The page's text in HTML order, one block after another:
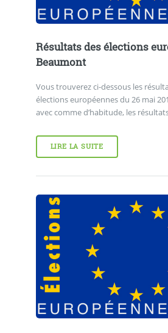
Résultats des élections
Beaumont
Vous trouverez ci-dessous les
élections européennes du 26 mai
avec comme d’habitude, les
LIRE LA SUITE